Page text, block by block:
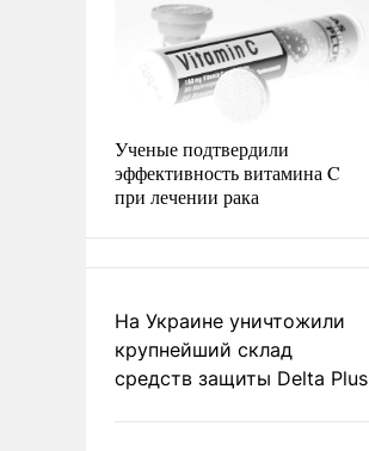
Ученые подтвердили
эффективность витамина C
при лечении рака
На Украине уничтожили
крупнейший склад
средств защиты Delta Plus